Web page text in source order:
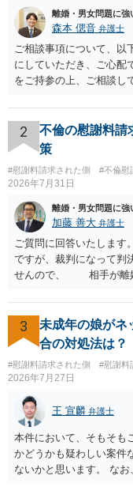
離婚・男女問題に強
森本 偲音 弁護士
ご相談事項について、以
にしていただき、ご心配
をご持参の上、ご相談し
される可能性はあるのか
やり取り等の経緯、誓
の 金銭であったと評価
切関与しないなら100万
どの程度証拠価値がある
を見ない限り、具体的な
と考えます。 ③ 借用書が
することは認められるの
取る正当な権利がないの
るものかと推察しますの
は現在、収入も不安定で
今年に再婚したが主人
困難 仮に裁判で敗訴し
か。 ⇒判決となり敗訴し
の財産を差し押さえら
すが、 和解であれば柔
いにより支払うことも十
は120万円のみ和解交渉
識を前提にすれば、１０
れるため、 120万円のみ
ます。
2
不倫の慰謝料請
策
#慰謝料請求された側 #不倫慰
2026年7月31日
離婚・男女問題に強
加藤 善大 弁護士
ご質問に回答いたし
ですが、裁判になって判
せんので、 相手が離婚
するデメリットはありま
反対にご自身が、裁判
に働く可能性は有り得
が弁護士に依頼している
稀であると思います。
ことが多いというのが
減額を進めるうえでの
婚しないことは、交渉材
ださい。 また、相手夫
相手女性が結婚している
が、 ケースバイケース
できるかはよくお考
3
未成年の娘がネ
合の対処法は？
#慰謝料請求された側 #慰謝料
2026年7月27日
王 宣麟 弁護士
本件において、そもそも
かどうかも疑わしい案件
ないかと思います。 な